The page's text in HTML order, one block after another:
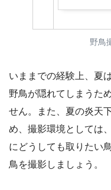
野鳥
いままでの経験上、夏
野鳥が隠れてしまうた
せん。また、夏の炎天
め、撮影環境としては
にどうしても取りたい
鳥を撮影しましょう。